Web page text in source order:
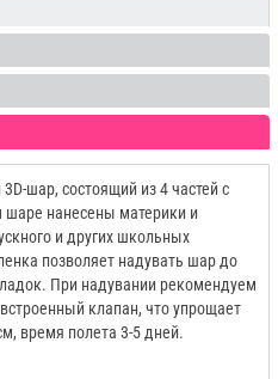
шар, состоящий из 4 частей с
нанесены материки и
и других школьных
позволяет надувать шар до
При надувании рекомендуем
клапан, что упрощает
время полета 3-5 дней.